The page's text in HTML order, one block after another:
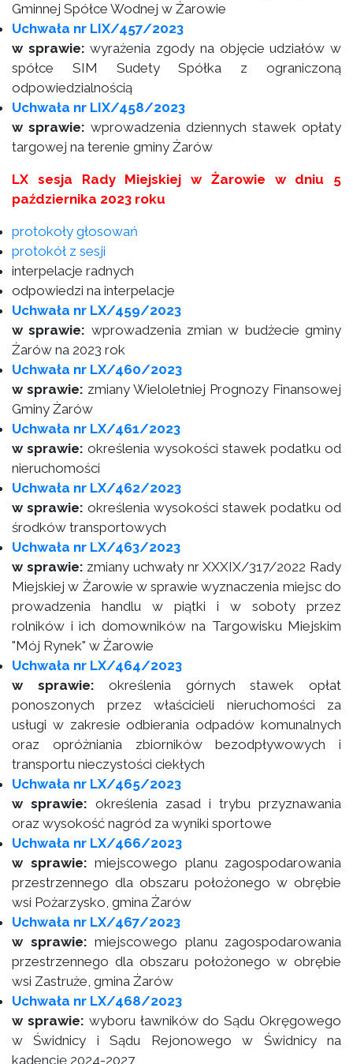
Gminnej Spółce Wodnej w Żarowie
Uchwała nr LIX/457/2023
w sprawie: wyrażenia zgody na objęcie udziałów w
spółce SIM Sudety Spółka z ograniczoną
odpowiedzialnością
Uchwała nr LIX/458/2023
w sprawie: wprowadzenia dziennych stawek opłaty
targowej na terenie gminy Żarów
LX sesja Rady Miejskiej w Żarowie w dniu 5
października 2023 roku
protokoły głosowań
protokół z sesji
interpelacje radnych
odpowiedzi na interpelacje
Uchwała nr LX/459/2023
w sprawie: wprowadzenia zmian w budżecie gminy
Żarów na 2023 rok
Uchwała nr LX/460/2023
w sprawie: zmiany Wieloletniej Prognozy Finansowej
Gminy Żarów
Uchwała nr LX/461/2023
w sprawie: określenia wysokości stawek podatku od
nieruchomości
Uchwała nr LX/462/2023
w sprawie: określenia wysokości stawek podatku od
środków transportowych
Uchwała nr LX/463/2023
w sprawie: zmiany uchwały nr XXXIX/317/2022 Rady
Miejskiej w Żarowie w sprawie wyznaczenia miejsc do
prowadzenia handlu w piątki i w soboty przez
rolników i ich domowników na Targowisku Miejskim
"Mój Rynek" w Żarowie
Uchwała nr LX/464/2023
w sprawie: określenia górnych stawek opłat
ponoszonych przez właścicieli nieruchomości za
usługi w zakresie odbierania odpadów komunalnych
oraz opróżniania zbiorników bezodpływowych i
transportu nieczystości ciekłych
Uchwała nr LX/465/2023
w sprawie: określenia zasad i trybu przyznawania
oraz wysokość nagród za wyniki sportowe
Uchwała nr LX/466/2023
w sprawie: miejscowego planu zagospodarowania
przestrzennego dla obszaru położonego w obrębie
wsi Pożarzysko, gmina Żarów
Uchwała nr LX/467/2023
w sprawie: miejscowego planu zagospodarowania
przestrzennego dla obszaru położonego w obrębie
wsi Zastruże, gmina Żarów
Uchwała nr LX/468/2023
w sprawie: wyboru ławników do Sądu Okręgowego
w Świdnicy i Sądu Rejonowego w Świdnicy na
kadencję 2024-2027